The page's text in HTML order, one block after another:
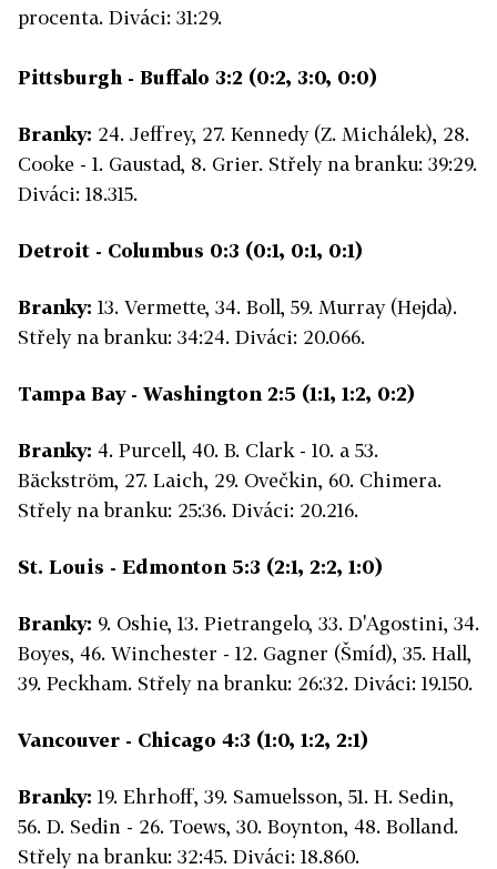
procenta. Diváci: 31:29.
Pittsburgh - Buffalo 3:2 (0:2, 3:0, 0:0)
Branky: 24. Jeffrey, 27. Kennedy (Z. Michálek), 28.
Cooke - 1. Gaustad, 8. Grier. Střely na branku: 39:29.
Diváci: 18.315.
Detroit - Columbus 0:3 (0:1, 0:1, 0:1)
Branky: 13. Vermette, 34. Boll, 59. Murray (Hejda).
Střely na branku: 34:24. Diváci: 20.066.
Tampa Bay - Washington 2:5 (1:1, 1:2, 0:2)
Branky: 4. Purcell, 40. B. Clark - 10. a 53.
Bäckström, 27. Laich, 29. Ovečkin, 60. Chimera.
Střely na branku: 25:36. Diváci: 20.216.
St. Louis - Edmonton 5:3 (2:1, 2:2, 1:0)
Branky: 9. Oshie, 13. Pietrangelo, 33. D'Agostini, 34.
Boyes, 46. Winchester - 12. Gagner (Šmíd), 35. Hall,
39. Peckham. Střely na branku: 26:32. Diváci: 19.150.
Vancouver - Chicago 4:3 (1:0, 1:2, 2:1)
Branky: 19. Ehrhoff, 39. Samuelsson, 51. H. Sedin,
56. D. Sedin - 26. Toews, 30. Boynton, 48. Bolland.
Střely na branku: 32:45. Diváci: 18.860.